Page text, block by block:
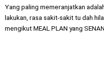
Yang paling memeranjatkan
lakukan, rasa sakit-sakit tu dah
mengikut MEAL PLAN yang